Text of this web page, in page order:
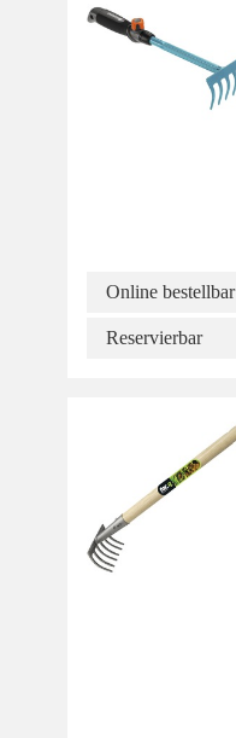
Online bestellbar
Reservierbar